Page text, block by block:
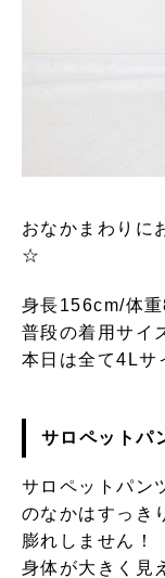
おなかまわりに
☆
身長156cm/体
普段の着用サイ
本日は全て4Lサ
サロペットパ
サロペットパン
のなかはすっき
膨れしません！
身体が大きく見